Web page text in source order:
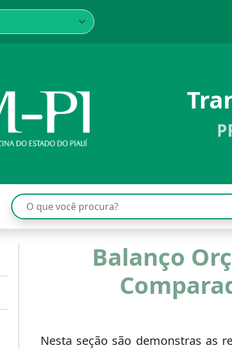
Balanço
Nesta seção são demonstras as